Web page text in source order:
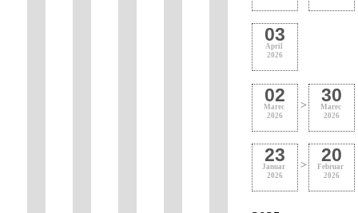
03
April
2026
02
Marec
2026
> 30
Marec
2026
23
Januar
2026
> 20
Februar
2026